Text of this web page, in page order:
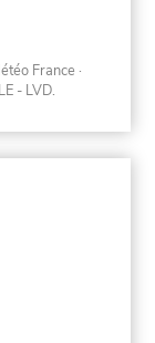
France ·
- LVD.